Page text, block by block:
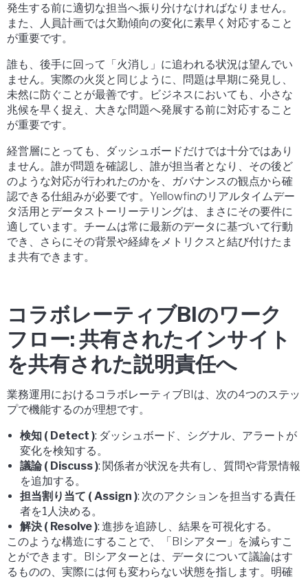
発生する前に適切な担当へ振り分けなければなりません。
また、人員計画では欠勤傾向の変化に素早く対応すること
が重要です。
誰も、後手に回って「火消し」に追われる状況は望んでい
ません。実際の火災と同じように、問題は早期に発見し、
未然に防ぐことが最善です。ビジネスにおいても、小さな
兆候を早く捉え、大きな問題へ発展する前に対応すること
が重要です。
経営層にとっても、ダッシュボードだけでは十分ではあり
ません。誰が問題を確認し、誰が担当者となり、その後ど
のような対応が行われたのかを、ガバナンスの観点から確
認できる仕組みが必要です。Yellowfinのリアルタイムデー
タ活用とデータストーリーテリングは、まさにその要件に
適しています。チームは常に最新のデータに基づいて行動
でき、さらにその背景や経緯をメトリクスと結び付けたま
ま共有できます。
コラボレーティブBIのワーク
フロー: 共有されたインサイト
を共有された説明責任へ
業務運用におけるコラボレーティブBIは、次の4つのステッ
プで機能するのが理想です。
検知 ( Detect ): ダッシュボード、シグナル、アラートが
変化を検知する。
議論 ( Discuss ): 関係者が状況を共有し、質問や背景情報
を追加する。
担当割り当て ( Assign ): 次のアクションを担当する責任
者を1人決める。
解決 ( Resolve ): 進捗を追跡し、結果を可視化する。
このような構造にすることで、「BIシアター」を減らすこ
とができます。BIシアターとは、データについて議論はす
るものの、実際には何も変わらない状態を指します。明確